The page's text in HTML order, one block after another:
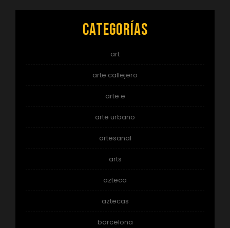
Categorías
art
arte callejero
arte e
arte urbano
artesanal
arts
azteca
aztecas
barcelona